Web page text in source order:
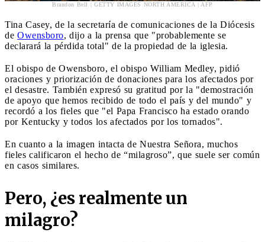
Brandon Bell | GETTY IMAGES NORTH AMERICA | AFP
Tina Casey, de la secretaría de comunicaciones de la Diócesis
de Owensboro, dijo a la prensa que "probablemente se
declarará la pérdida total" de la propiedad de la iglesia.
El obispo de Owensboro, el obispo William Medley, pidió
oraciones y priorización de donaciones para los afectados por
el desastre. También expresó su gratitud por la "demostración
de apoyo que hemos recibido de todo el país y del mundo" y
recordó a los fieles que "el Papa Francisco ha estado orando
por Kentucky y todos los afectados por los tornados".
En cuanto a la imagen intacta de Nuestra Señora, muchos
fieles calificaron el hecho de “milagroso”, que suele ser común
en casos similares.
Pero, ¿es realmente un
milagro?